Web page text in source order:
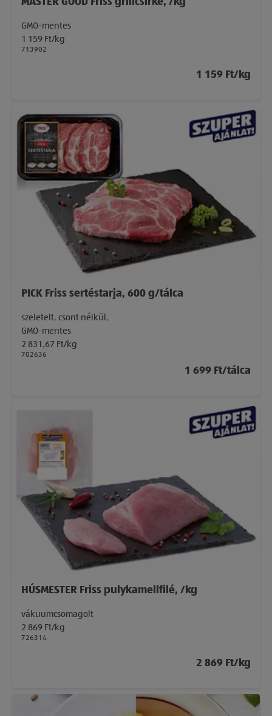
GMO-mentes
1 159 Ft/kg
713902
1 159 Ft/kg
PICK Friss sertéstarja, 600 g/tálca
szeletelt, csont nélkül,
GMO-mentes
2 831,67 Ft/kg
702636
1 699 Ft/tálca
HÚSMESTER Friss pulykamellfilé, /kg
vákuumcsomagolt
2 869 Ft/kg
726314
2 869 Ft/kg